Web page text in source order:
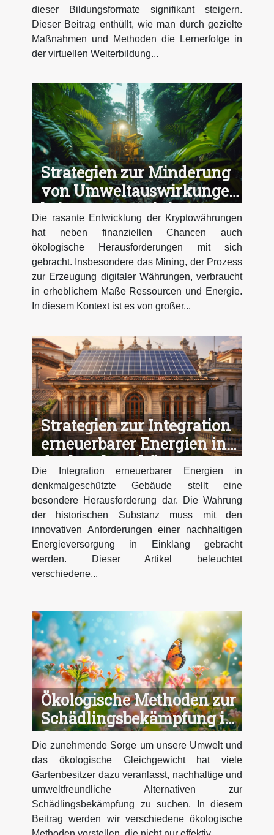
dieser Bildungsformate signifikant steigern.
Dieser Beitrag enthüllt, wie man durch gezielte
Maßnahmen und Methoden die Lernerfolge in
der virtuellen Weiterbildung...
Strategien zur Minderung
von Umweltauswirkungen
beim Krypto-Mining
Die rasante Entwicklung der Kryptowährungen
hat neben finanziellen Chancen auch
ökologische Herausforderungen mit sich
gebracht. Insbesondere das Mining, der Prozess
zur Erzeugung digitaler Währungen, verbraucht
in erheblichem Maße Ressourcen und Energie.
In diesem Kontext ist es von großer...
Strategien zur Integration
erneuerbarer Energien in
denkmalgeschützte
Gebäude
Die Integration erneuerbarer Energien in
denkmalgeschützte Gebäude stellt eine
besondere Herausforderung dar. Die Wahrung
der historischen Substanz muss mit den
innovativen Anforderungen einer nachhaltigen
Energieversorgung in Einklang gebracht
werden. Dieser Artikel beleuchtet
verschiedene...
Ökologische Methoden zur
Schädlingsbekämpfung im
Garten
Die zunehmende Sorge um unsere Umwelt und
das ökologische Gleichgewicht hat viele
Gartenbesitzer dazu veranlasst, nachhaltige und
umweltfreundliche Alternativen zur
Schädlingsbekämpfung zu suchen. In diesem
Beitrag werden wir verschiedene ökologische